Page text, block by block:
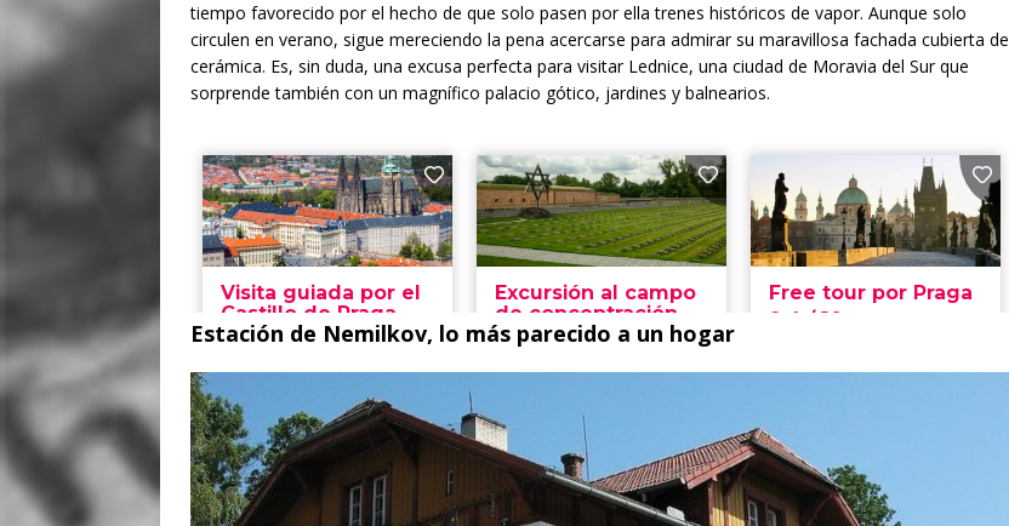
tiempo favorecido por el hecho de que solo pasen por ella trenes históricos de vapor. Aunque solo
circulen en verano, sigue mereciendo la pena acercarse para admirar su maravillosa fachada cubierta de
cerámica. Es, sin duda, una excusa perfecta para visitar Lednice, una ciudad de Moravia del Sur que
sorprende también con un magnífico palacio gótico, jardines y balnearios.
Estación de Nemilkov, lo más parecido a un hogar